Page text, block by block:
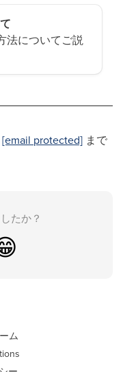
法についてご説
[email protected] まで
たか？
ム